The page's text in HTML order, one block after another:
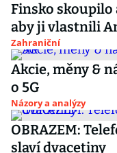
Finsko skoupilo
aby ji vlastnili
Zahraniční
Akcie, měny &
o 5G
Názory a analýzy
OBRAZEM:
slaví dvacetiny